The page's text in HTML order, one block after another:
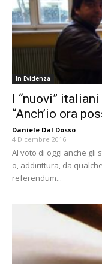
In Evidenza
I “nuovi”
“Anch’io ora
Daniele Dal Dosso -
4 Dicembre 2016
Al voto di oggi anche gli
o, addirittura, da
referendum...